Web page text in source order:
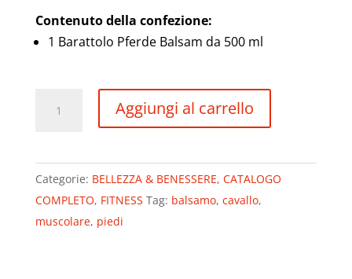
Contenuto della confezione:
1 Barattolo Pferde Balsam da 500 ml
gel
raffredda
e
rilassa
Aggiungi al carrello
Categorie: BELLEZZA & BENESSERE, CATALOGO
COMPLETO, FITNESS Tag: balsamo, cavallo,
muscolare, piedi